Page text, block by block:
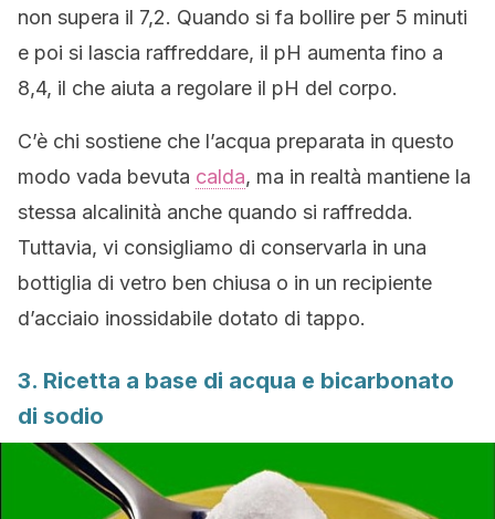
non supera il 7,2. Quando si fa bollire per 5 minuti
e poi si lascia raffreddare, il pH aumenta fino a
8,4, il che aiuta a regolare il pH del corpo.
C’è chi sostiene che l’acqua preparata in questo
modo vada bevuta calda, ma in realtà mantiene la
stessa alcalinità anche quando si raffredda.
Tuttavia, vi consigliamo di conservarla in una
bottiglia di vetro ben chiusa o in un recipiente
d’acciaio inossidabile dotato di tappo.
3. Ricetta a base di acqua e bicarbonato
di sodio